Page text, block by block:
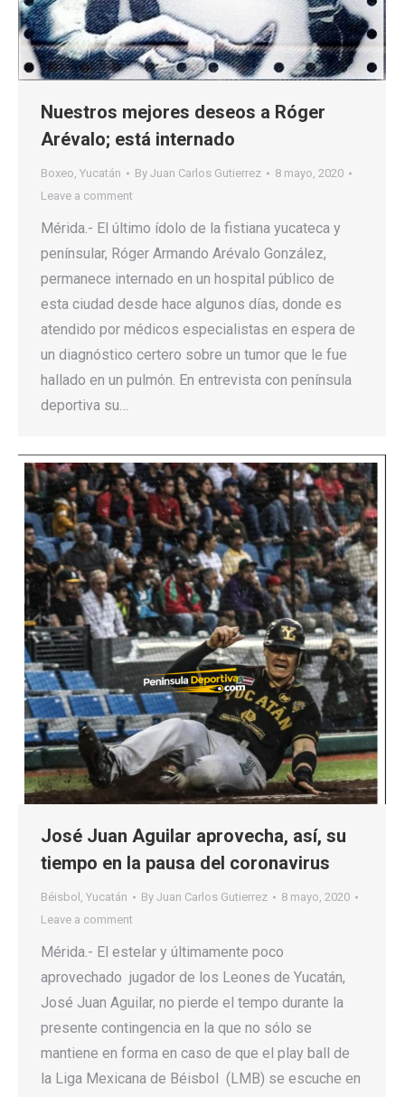
Nuestros mejores deseos a Róger
Arévalo; está internado
Boxeo, Yucatán By Juan Carlos Gutierrez
8 mayo, 2020
Leave a comment
Mérida.- El último ídolo de la fistiana yucateca y
penínsular, Róger Armando Arévalo González,
permanece internado en un hospital público de
esta ciudad desde hace algunos días, donde es
atendido por médicos especialistas en espera de
un diagnóstico certero sobre un tumor que le fue
hallado en un pulmón. En entrevista con península
deportiva su…
José Juan Aguilar aprovecha, así, su
tiempo en la pausa del coronavirus
Béisbol , Yucatán By Juan Carlos Gutierrez
8 mayo, 2020
Leave a comment
Mérida.- El estelar y últimamente poco
aprovechado jugador de los Leones de Yucatán,
José Juan Aguilar, no pierde el tempo durante la
presente contingencia en la que no sólo se
mantiene en forma en caso de que el play ball de
la Liga Mexicana de Béisbol (LMB) se escuche en